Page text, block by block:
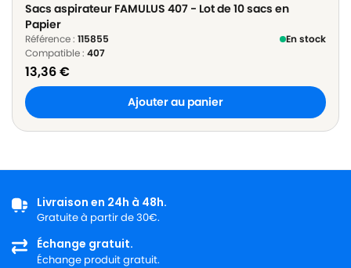
Sacs aspirateur FAMULUS 407 - Lot de 10 sacs en
Papier
Référence : 115855
En stock
Compatible : 407
13,36€
Ajouter au panier
Livraison en 24h à 48h.
Gratuite à partir de 30€.
Échange gratuit.
Échange produit gratuit.